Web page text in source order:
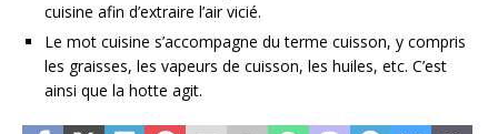
cuisine afin d’extraire l’air vicié.
Le mot cuisine s’accompagne du terme cuisson, y compris
les graisses, les vapeurs de cuisson, les huiles, etc. C’est
ainsi que la hotte agit.